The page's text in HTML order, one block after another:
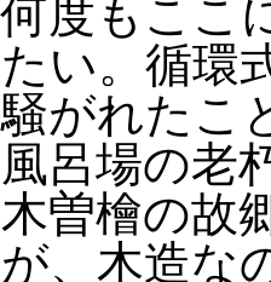
何度もここ
たい。循環
騒がれたこ
風呂場の老
木曽檜の故
が、木造な